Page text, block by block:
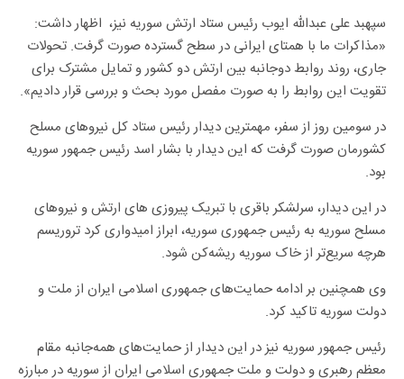
سپهبد علی عبدالله ایوب رئیس ستاد ارتش سوریه نیز، اظهار داشت:
«مذاکرات ما با همتای ایرانی در سطح گسترده صورت گرفت. تحولات
جاری، روند روابط دوجانبه بین ارتش دو کشور و تمایل مشترک برای
تقویت این روابط را به صورت مفصل مورد بحث‌ و بررسی قرار دادیم».
در سومین روز از سفر، مهمترین دیدار رئیس ستاد کل نیروهای مسلح
کشورمان صورت گرفت که این دیدار با بشار اسد رئیس جمهور سوریه
بود.
در این دیدار، سرلشکر باقری با تبریک پیروزی های ارتش و نیروهای
مسلح سوریه به رئیس جمهوری سوریه، ابراز امیدواری کرد تروریسم
هرچه سریع‌تر از خاک سوریه ریشه‌کن شود.
وی همچنین بر ادامه حمایت‌های جمهوری اسلامی ایران از ملت و
دولت سوریه تاکید کرد.
رئیس جمهور سوریه نیز در این دیدار از حمایت‌های همه‌جانبه مقام
معظم رهبری و دولت و ملت جمهوری اسلامی ایران از سوریه در مبارزه